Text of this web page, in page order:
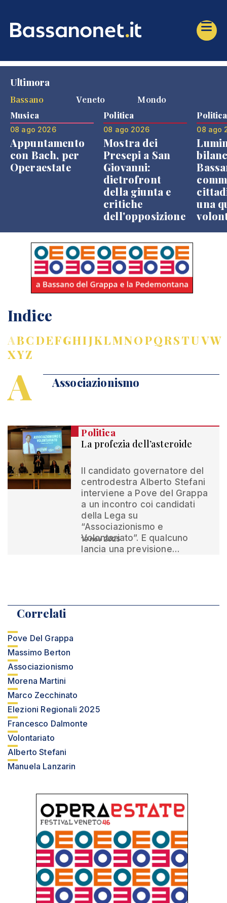
Ultimora
Bassano
Veneto Mondo
Musica
08 ago 2026
Appuntamento
con Bach, per
Operaestate
Politica
08 ago 2026
Mostra dei
Presepi a San
Giovanni:
dietrofront
della giunta e
critiche
dell'opposizione
Politica
08 ago
una
Indice
ABCDEFGHIJKLMNOPQRSTUVW
XYZ
A Associazionismo
Politica
La profezia dell’asteroide
Il candidato governatore del
centrodestra Alberto Stefani
interviene a Pove del Grappa
a un incontro coi candidati
della Lega su
“Associazionismo e
Volontariato”. E qualcuno
lancia una previsione…
19 nov 2025
Correlati
Pove Del Grappa
Massimo Berton
Associazionismo
Morena Martini
Marco Zecchinato
Elezioni Regionali 2025
Francesco Dalmonte
Volontariato
Alberto Stefani
Manuela Lanzarin